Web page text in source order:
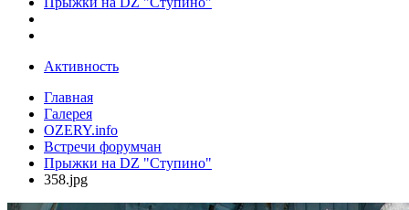
Активность
Главная
Галерея
OZERY.info
Встречи форумчан
Прыжки на DZ "Ступино"
358.jpg